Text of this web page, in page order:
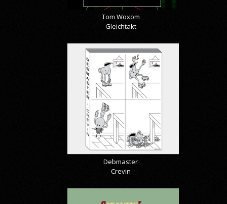
Tom Woxom
Gleichtakt
Debmaster
Crevin